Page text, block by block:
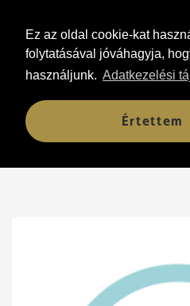
Ez az oldal cookie-kat
folytatásával jóváhagyja,
használjunk. Adatkezelési
Értettem
Fészek